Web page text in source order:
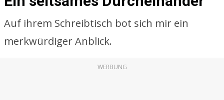
Auf ihrem Schreibtisch bot sich mir ein
merkwürdiger Anblick.
WERBUNG